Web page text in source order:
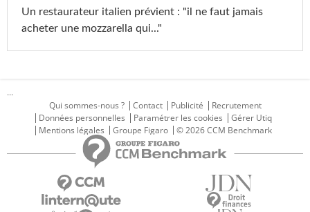
Un restaurateur italien prévient : "il ne faut jamais
acheter une mozzarella qui..."
...
Qui sommes-nous ?
Contact Publicité
Recrutement
Données personnelles
Paramétrer les cookies
Gérer Utiq
Mentions légales
Groupe Figaro © 2026 CCM Benchmark